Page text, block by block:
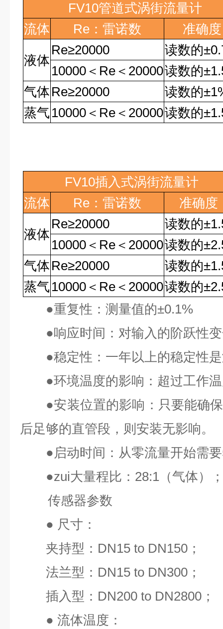
FV10管道式涡街流量计
流体
Re ：雷诺数 准确度
液体
Re≥20000 读数的
10000 ＜ Re ＜ 20000读数的
气体 Re≥20000 读数的
蒸气 10000 ＜ Re ＜ 20000读数的
FV10插入式涡街流量计
流体
Re ：雷诺数 准确度
液体
Re≥20000 读数的
10000 ＜ Re ＜ 20000读数的
气体 Re≥20000 读数的
蒸气 10000 ＜ Re ＜ 20000读数的
●重复性：测量值的±0.1%
●响应时间：对输入的阶跃性
●稳定性：一年以上的稳定性
●环境温度的影响：超过工作
●安装位置的影响：只要能确
后足够的直管段，则安装无影响。
●启动时间：从零流量开始需要
●zui大量程比： 28:1 （气体）
传感器参数
● 尺寸：
夹持型： DN15 to DN150 ；
法兰型： DN15 to DN300 ；
插入型： DN200 to DN2800 ；
● 流体温度：